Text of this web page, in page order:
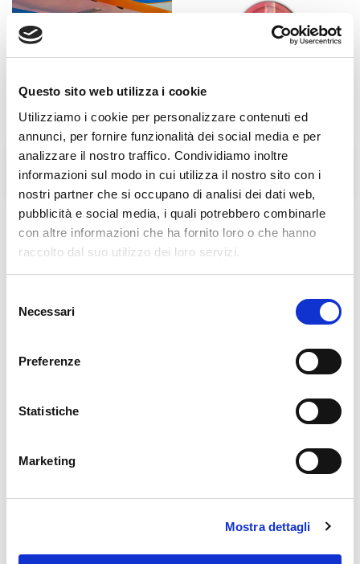
Questo sito web utilizza i cookie
Utilizziamo i cookie per personalizzare contenuti ed
annunci, per fornire funzionalità dei social media e per
analizzare il nostro traffico. Condividiamo inoltre
informazioni sul modo in cui utilizza il nostro sito con i
nostri partner che si occupano di analisi dei dati web,
pubblicità e social media, i quali potrebbero combinarle
con altre informazioni che ha fornito loro o che hanno
raccolto dal suo utilizzo dei loro servizi.
delNecessari
Preferenze
Statistiche
Marketing
Mostra dettagli
LAMPADE DELL'AGORA'
Links in evidenza